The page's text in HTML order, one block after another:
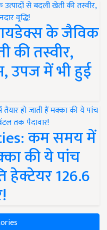
के जैविक
की तस्वीर,
उपज में भी हुई
कम समय में
की ये पांच
हेक्टेयर 126.6